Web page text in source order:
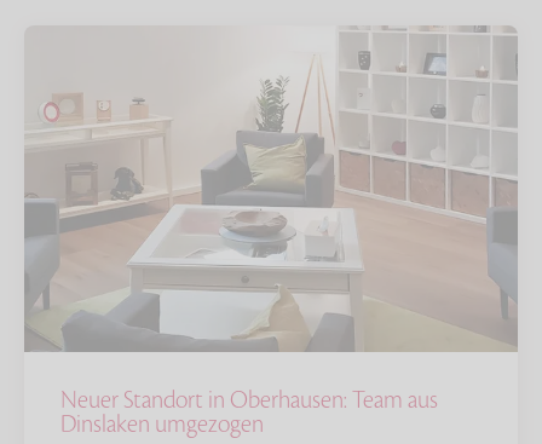
Neuer Standort in Oberhausen: Team aus
Dinslaken umgezogen